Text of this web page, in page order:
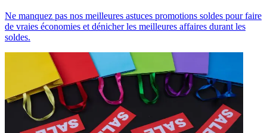
Ne manquez pas nos meilleures astuces promotions soldes pour faire
de vraies économies et dénicher les meilleures affaires durant les
soldes.